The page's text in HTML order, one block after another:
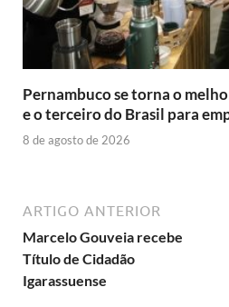
Pernambuco se torna o
e o terceiro do Brasil para
8 de agosto de 2026
ARTIGO ANTERIOR
Marcelo Gouveia recebe
Título de Cidadão
Igarassuense